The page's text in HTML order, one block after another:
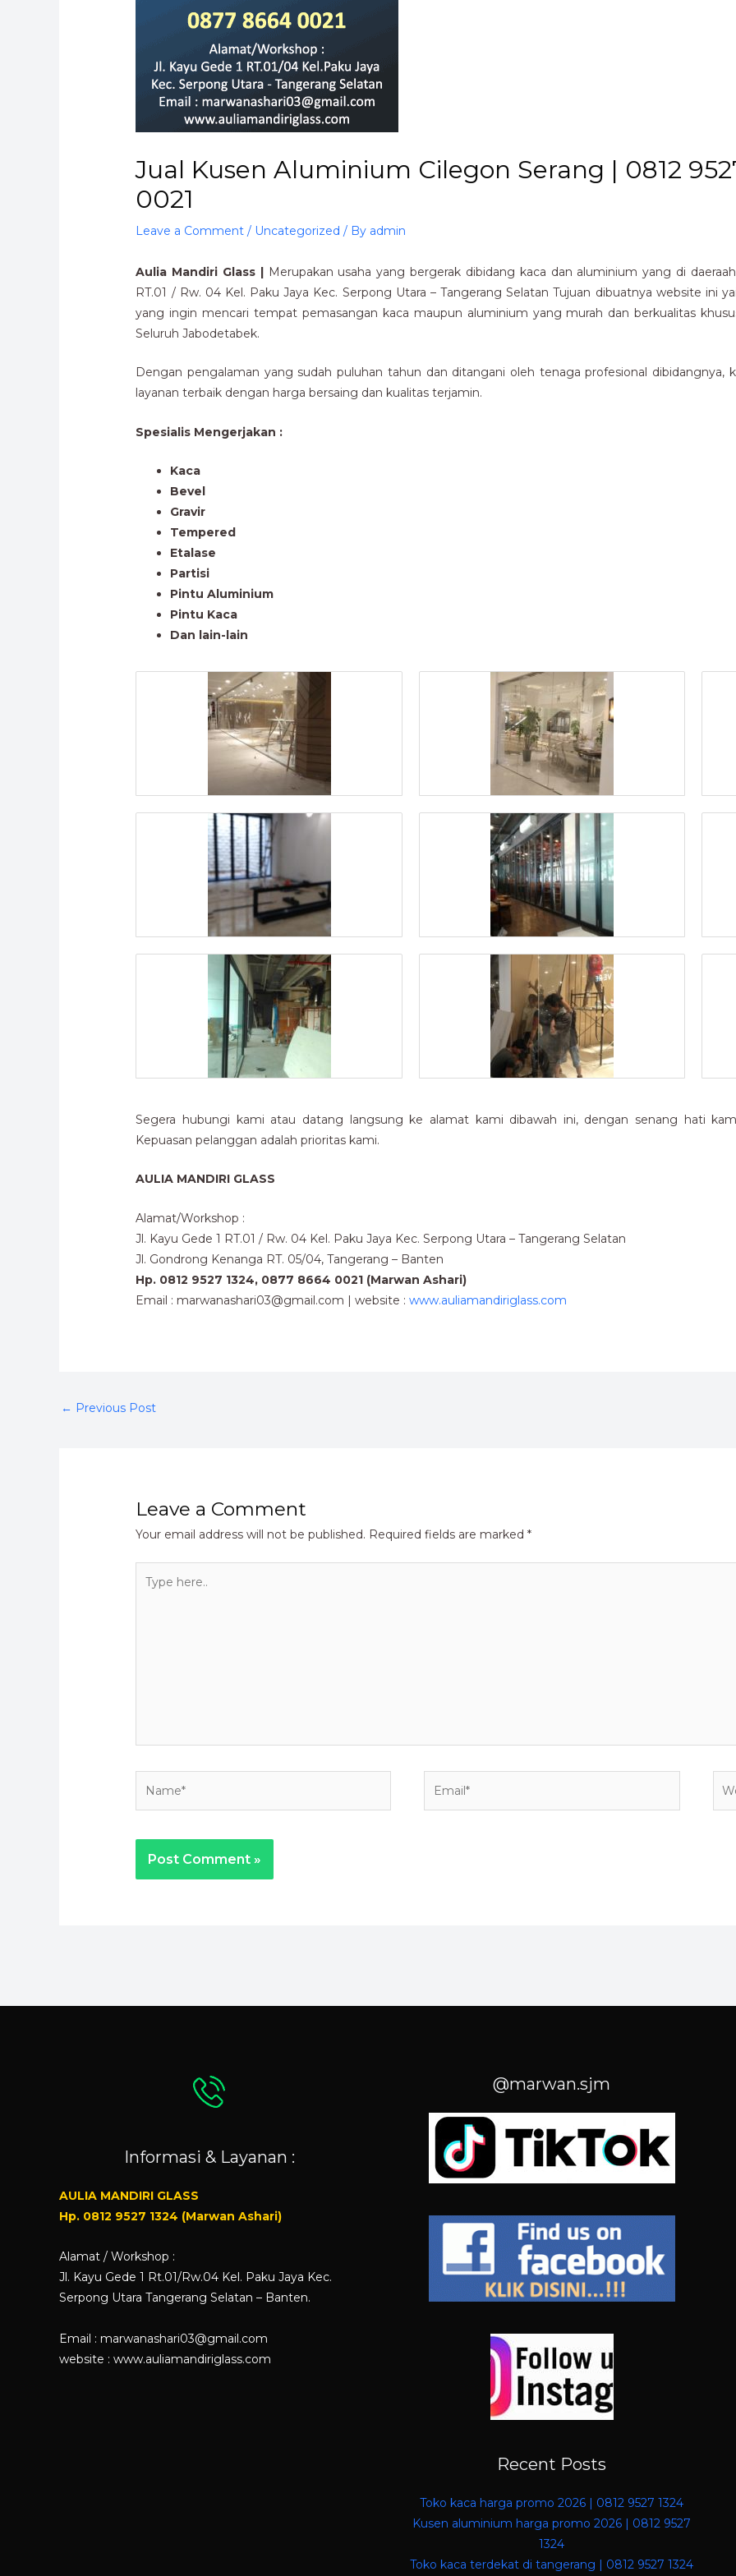
Jual Kusen Aluminium Cilegon Serang | 0812
0021
Leave a Comment / Uncategorized / By admin
Aulia Mandiri Glass |Merupakan usaha yang bergerak dibidang kaca dan aluminium yang di
RT.01 / Rw. 04 Kel. Paku Jaya Kec. Serpong Utara – Tangerang Selatan Tujuan dibuatnya website ini
yang ingin mencari tempat pemasangan kaca maupun aluminium yang murah dan berkualitas
Seluruh Jabodetabek.
Dengan pengalaman yang sudah puluhan tahun dan ditangani oleh tenaga profesional dibidangnya,
layanan terbaik dengan harga bersaing dan kualitas terjamin.
Spesialis Mengerjakan :
Kaca
Bevel
Gravir
Tempered
Etalase
Partisi
Pintu Aluminium
Pintu Kaca
Dan lain-lain
Segera hubungi kami atau datang langsung ke alamat kami dibawah ini, dengan senang hati
Kepuasan pelanggan adalah prioritas kami.
AULIA MANDIRI GLASS
Alamat/Workshop :
Jl. Kayu Gede 1 RT.01 / Rw. 04 Kel. Paku Jaya Kec. Serpong Utara – Tangerang Selatan
Jl. Gondrong Kenanga RT. 05/04, Tangerang – Banten
Hp. 0812 9527 1324, 0877 8664 0021 (Marwan Ashari)
Email : marwanashari03@gmail.com | website :www.auliamandiriglass.com
← Previous Post
Leave a Comment
Your email address will not be published. Required fields are marked*
here..
Informasi & Layanan :
AULIA MANDIRI GLASS
Hp. 0812 9527 1324 (Marwan Ashari)
Alamat / Workshop :
Jl. Kayu Gede 1 Rt.01/Rw.04 Kel. Paku Jaya Kec.
Serpong Utara Tangerang Selatan – Banten.
Email : marwanashari03@gmail.com
website : www.auliamandiriglass.com
@marwan.sjm
Recent Posts
Toko kaca harga promo 2026 | 0812 9527 1324
Kusen aluminium harga promo 2026 | 0812 9527
1324
Toko kaca terdekat di tangerang | 0812 9527 1324